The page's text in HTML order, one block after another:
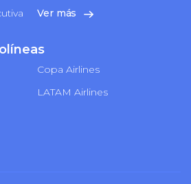
Ver más
Copa Airlines
LATAM Airlines